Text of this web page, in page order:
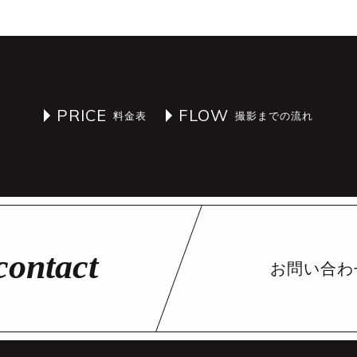
PRICE FLOW
お問い合